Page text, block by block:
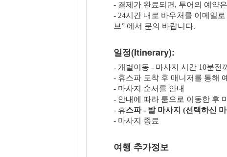
- 결제가 완료되면, 투어의 예약
- 24시간 내로 바우처를 이메일
브” 에서 문의 바랍니다.
일정(Itinerary):
- 개별이동 - 마사지 시간 10분전
- 휴스파 도착 후 매니저를 통해
- 마사지 순서를 안내
- 안내에 따라 룸으로 이동한 후
- 휴스파 - 발 마사지 (선택하신
- 마사지 종료
여행 추가정보